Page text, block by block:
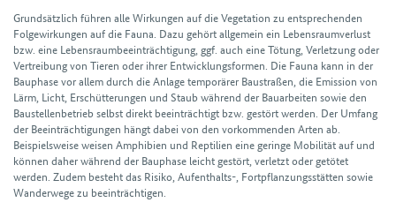
Grund­sätzlich führen alle Wirkungen auf die Vegetation zu ent­sprechenden
Folge­wirkungen auf die Fauna. Dazu gehört allgemein ein Lebens­raumverlust
bzw. eine Lebens­raum­beein­trächtigung, ggf. auch eine Tötung, Verletzung oder
Vertreibung von Tieren oder ihrer Entwicklungs­formen. Die Fauna kann in der
Bau­phase vor allem durch die Anlage temporärer Bau­straßen, die Emission von
Lärm, Licht, Erschütterungen und Staub während der Bau­arbeiten sowie den
Bau­stellen­betrieb selbst direkt beein­trächtigt bzw. gestört werden. Der Umfang
der Beein­trächtigungen hängt dabei von den vorkom­menden Arten ab.
Beispiels­weise weisen Amphibien und Reptilien eine geringe Mobilität auf und
können daher während der Bauphase leicht gestört, verletzt oder getötet
werden. Zudem besteht das Risiko, Aufent­halts-, Fort­pflanzungs­stätten sowie
Wander­wege zu beeinträchtigen.